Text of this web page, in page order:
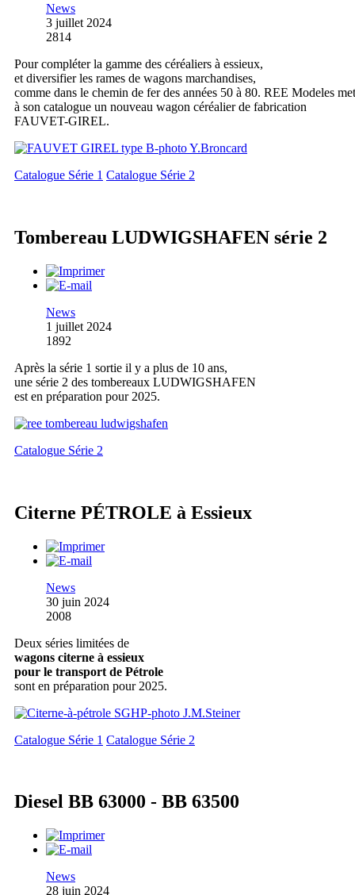
News
3 juillet 2024
2814
Pour compléter la gamme des céréaliers à essieux,
et diversifier les rames de wagons marchandises,
comme dans le chemin de fer des années 50 à 80. REE Modeles met
à son catalogue un nouveau wagon céréalier de fabrication
FAUVET-GIREL.
Catalogue Série 1 Catalogue Série 2
Tombereau LUDWIGSHAFEN série 2
News
1 juillet 2024
1892
Après la série 1 sortie il y a plus de 10 ans,
une série 2 des tombereaux LUDWIGSHAFEN
est en préparation pour 2025.
Catalogue Série 2
Citerne PÉTROLE à Essieux
News
30 juin 2024
2008
Deux séries limitées de
wagons citerne à essieux
pour le transport de Pétrole
sont en préparation pour 2025.
Catalogue Série 1 Catalogue Série 2
Diesel BB 63000 - BB 63500
News
28 juin 2024